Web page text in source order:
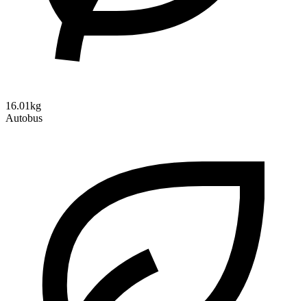
16.01kg
Autobus